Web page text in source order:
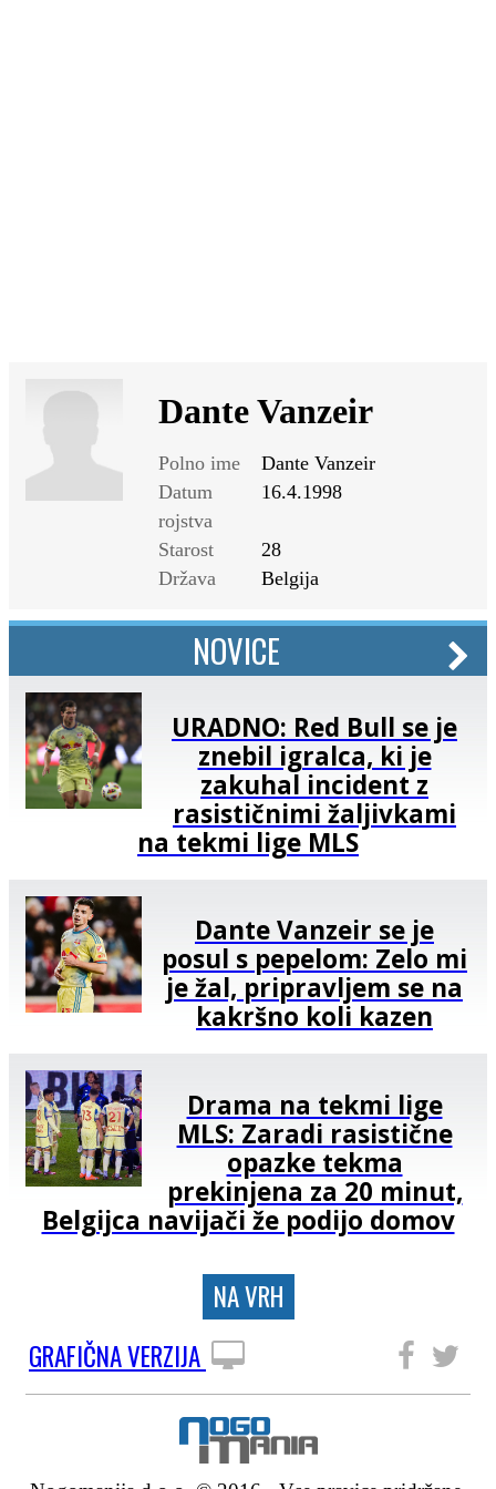
Dante Vanzeir
Polno ime
Dante Vanzeir
Datum
rojstva
16.4.1998
Starost
28
Država
Belgija
NOVICE
URADNO: Red Bull se je
znebil igralca, ki je
zakuhal incident z
rasističnimi žaljivkami
na tekmi lige MLS
Dante Vanzeir se je
posul s pepelom: Zelo mi
je žal, pripravljem se na
kakršno koli kazen
Drama na tekmi lige
MLS: Zaradi rasistične
opazke tekma
prekinjena za 20 minut,
Belgijca navijači že podijo domov
NA VRH
GRAFIČNA VERZIJA